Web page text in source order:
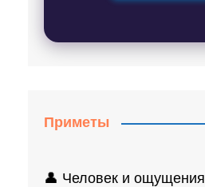
Приметы
👤 Человек и ощущения